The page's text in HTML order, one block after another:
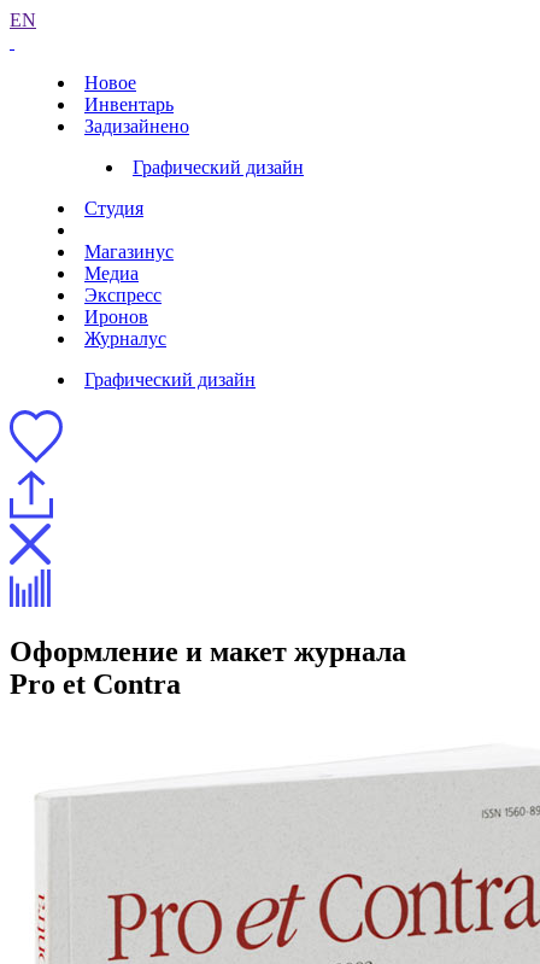
EN
Новое
Инвентарь
Задизайнено
Графический дизайн
Студия
Магазинус
Медиа
Экспресс
Иронов
Журналус
Графический дизайн
Оформление и макет журнала
Pro et Contra